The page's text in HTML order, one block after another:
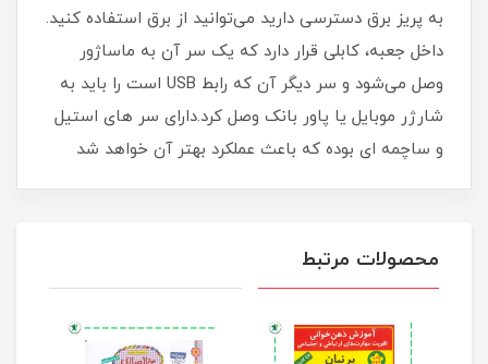
به پریز برق دسترسی دارید می‌توانید از برق استفاده کنید.
داخل جعبه، کابلی قرار دارد که یک سر آن به ماساژور
وصل می‌شود و سر دیگر آن که رابط USB است را باید به
شارژر موبایل یا پاور بانک وصل کرد.دارای سر های استیل
و ساچمه ای بوده که باعث عملکرد بهتر آن خواهد شد
محصولات مرتبط